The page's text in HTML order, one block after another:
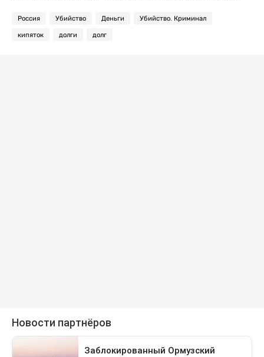
Россия Убийство Деньги Убийство. Криминал
кипяток долги долг